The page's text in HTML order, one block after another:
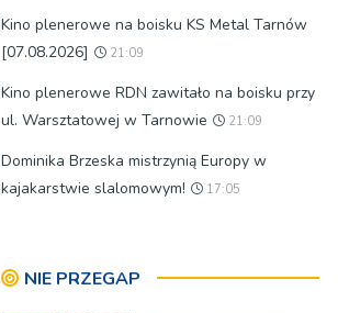
Kino plenerowe na boisku KS Metal Tarnów
[07.08.2026]
21:09
Kino plenerowe RDN zawitało na boisku przy
ul. Warsztatowej w Tarnowie
21:09
Dominika Brzeska mistrzynią Europy w
kajakarstwie slalomowym!
17:05
NIE PRZEGAP